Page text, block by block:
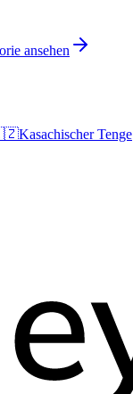
ansehen
Kasachischer Tenge